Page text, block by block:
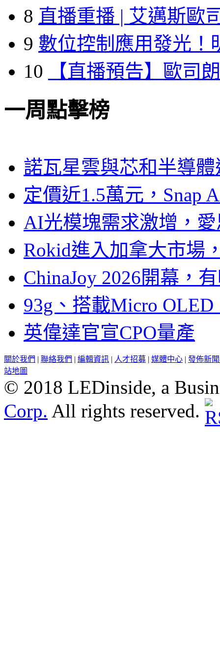
8 直播重播 | 艾邁斯歐
9 數位控制應用發光！
10
【直播預告】歐司
一周點擊榜
諾瓦星雲與芯和半導
定價近1.5萬元，Snap
AI光模塊需求激增，
Rokid進入加拿大市場
ChinaJoy 2026開幕，
93g、搭載Micro
英偉達官宣CPO量產
關於我們 | 聯絡我們 | 編輯資訊 | 人才招募 | 媒體中心 | 發佈新
站地圖
© 2018 LEDinside, a
Corp. All rights reserved.